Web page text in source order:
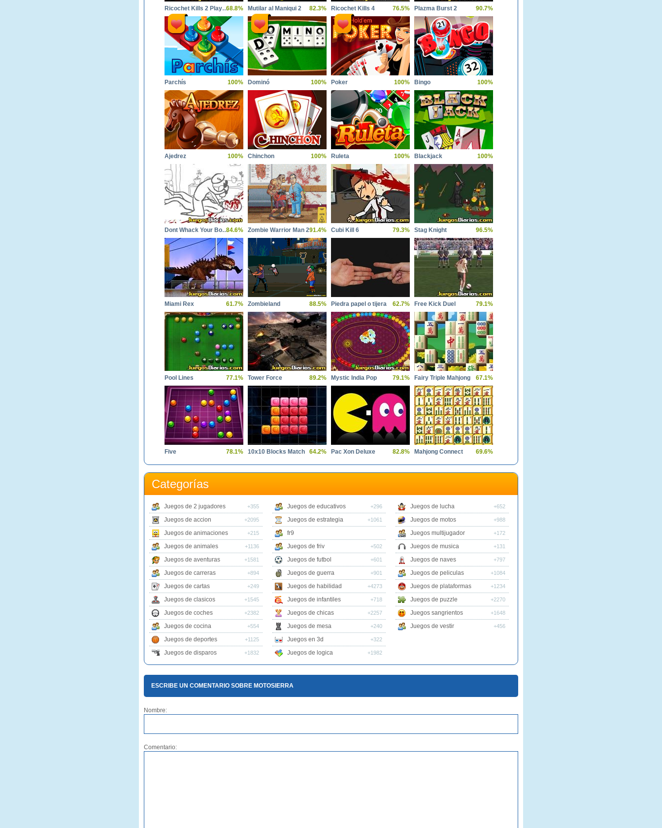
Ricochet Kills 2 Players Pack68.8% Mutilar al Maniqui 2 82.3% Ricochet Kills 4 76.5% Plazma Burst 2 90.7%
Parchís 100% Dominó 100% Poker 100% Bingo 100%
Ajedrez 100% Chinchon 100% Ruleta 100% Blackjack 100%
Dont Whack Your Boss84.6% Zombie Warrior Man 291.4% Cubi Kill 6 79.3% Stag Knight 96.5%
Miami Rex 61.7% Zombieland 88.5% Piedra papel o tijera 62.7% Free Kick Duel 79.1%
Pool Lines 77.1% Tower Force 89.2% Mystic India Pop 79.1% Fairy Triple Mahjong 67.1%
Five 78.1% 10x10 Blocks Match 64.2% Pac Xon Deluxe 82.8% Mahjong Connect 69.6%
Categorías
Juegos de 2 jugadores +355
Juegos de accion +2095
Juegos de animaciones +215
Juegos de animales +1136
Juegos de aventuras +1581
Juegos de carreras +894
Juegos de cartas +249
Juegos de clasicos +1545
Juegos de coches +2382
Juegos de cocina +554
Juegos de deportes +1125
Juegos de disparos +1832
Juegos de educativos +296
Juegos de estrategia +1061
fr9
Juegos de friv
+502
Juegos de futbol +601
Juegos de guerra +901
Juegos de habilidad +4273
Juegos de infantiles +718
Juegos de chicas +2257
Juegos de mesa +240
Juegos en 3d +322
Juegos de logica +1982
Juegos de lucha +652
Juegos de motos +988
Juegos multijugador +172
Juegos de musica +131
Juegos de naves +797
Juegos de peliculas +1084
Juegos de plataformas +1234
Juegos de puzzle +2270
Juegos sangrientos +1648
Juegos de vestir +456
ESCRIBE UN COMENTARIO SOBRE MOTOSIERRA
Nombre:
Comentario: